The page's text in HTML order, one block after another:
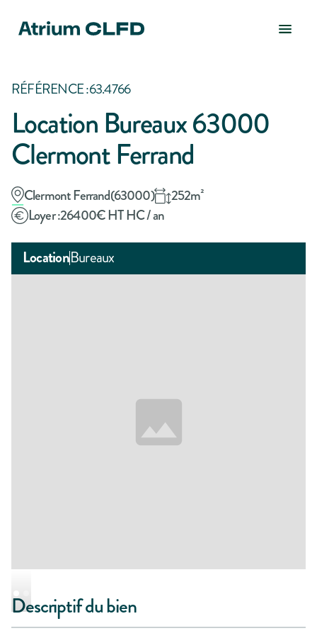
RÉFÉRENCE :63.4766
Location Bureaux 63000
Clermont Ferrand
Clermont Ferrand(63000) 252m²
Loyer :26400€ HT HC / an
LocationBureaux
Descriptif du bien